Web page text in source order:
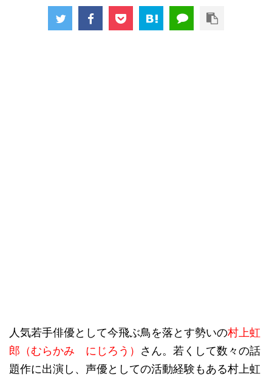
人気若手俳優として今飛ぶ鳥を落とす勢いの村上虹
郎（むらかみ にじろう） さん。若くして数々の話
題作に出演し、声優としての活動経験もある村上虹